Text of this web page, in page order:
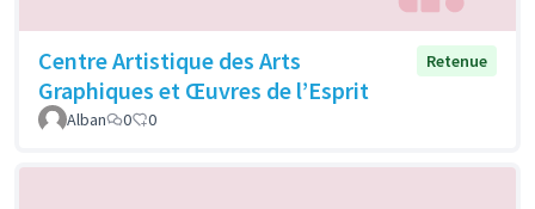
Centre Artistique des Arts
Graphiques et Œuvres de l’Esprit
Retenue
Alban 0 0